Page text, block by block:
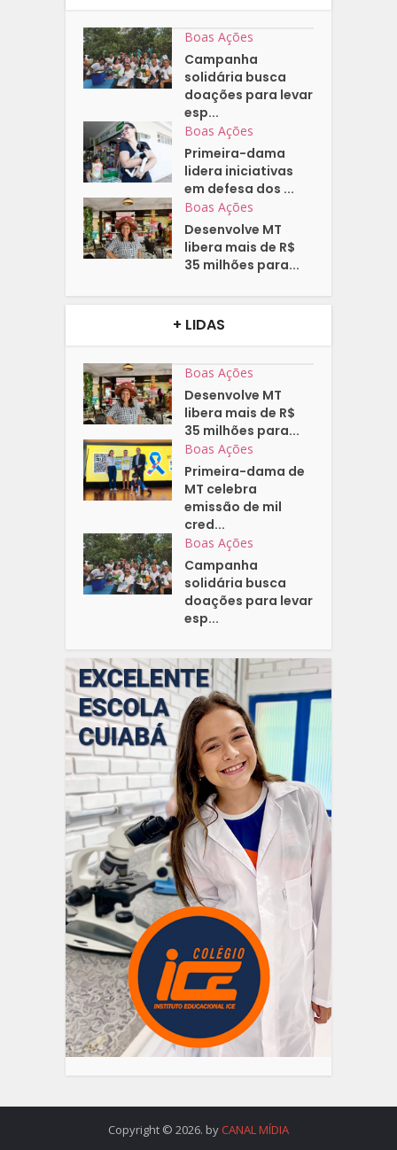
Boas Ações
Campanha
solidária busca
doações para levar
esp...
Boas Ações
Primeira-dama
lidera iniciativas
em defesa dos ...
Boas Ações
Desenvolve MT
libera mais de R$
35 milhões para...
+ LIDAS
Boas Ações
Desenvolve MT
libera mais de R$
35 milhões para...
Boas Ações
Primeira-dama de
MT celebra
emissão de mil
cred...
Boas Ações
Campanha
solidária busca
doações para levar
esp...
Copyright © 2026. by CANAL MÍDIA